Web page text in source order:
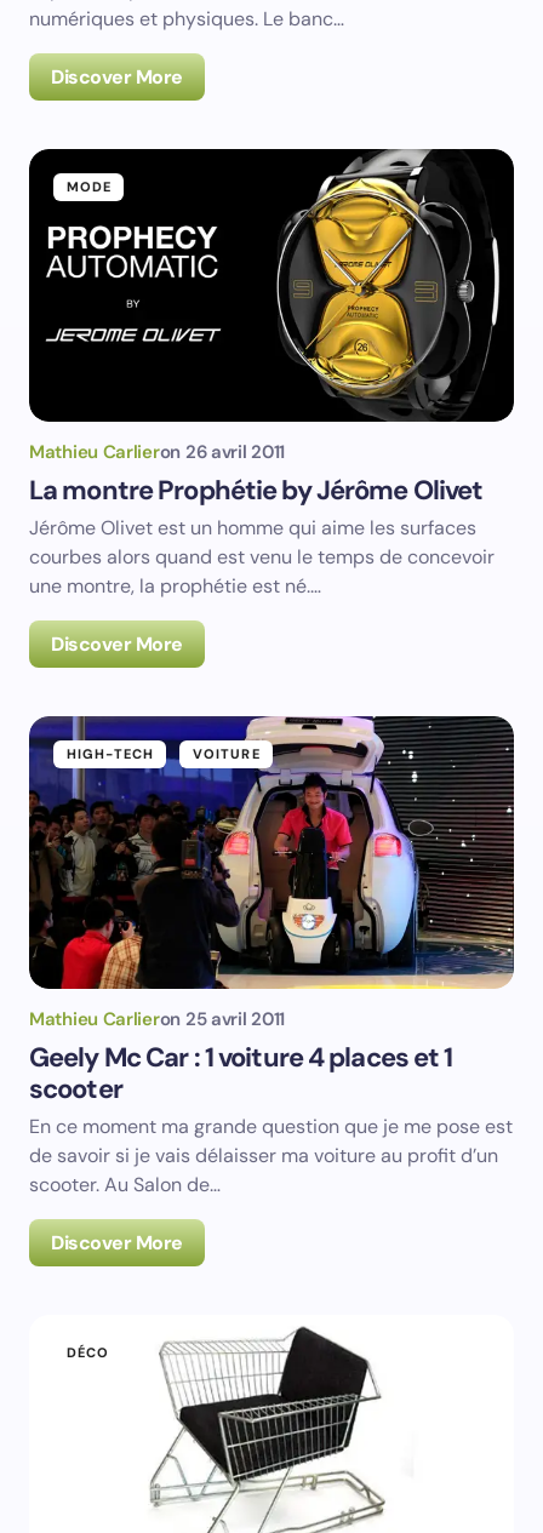
numériques et physiques. Le banc…
Discover More
MODE
Mathieu Carlieron 26 avril 2011
La montre Prophétie by Jérôme Olivet
Jérôme Olivet est un homme qui aime les surfaces
courbes alors quand est venu le temps de concevoir
une montre, la prophétie est né.…
Discover More
HIGH-TECH VOITURE
Mathieu Carlieron 25 avril 2011
Geely Mc Car : 1 voiture 4 places et 1
scooter
En ce moment ma grande question que je me pose est
de savoir si je vais délaisser ma voiture au profit d’un
scooter. Au Salon de…
Discover More
DÉCO